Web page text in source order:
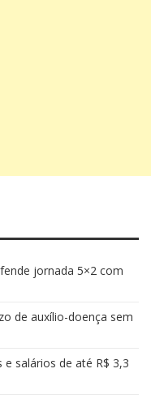
jornada 5×2 com
de auxílio-doença sem
salários de até R$ 3,3